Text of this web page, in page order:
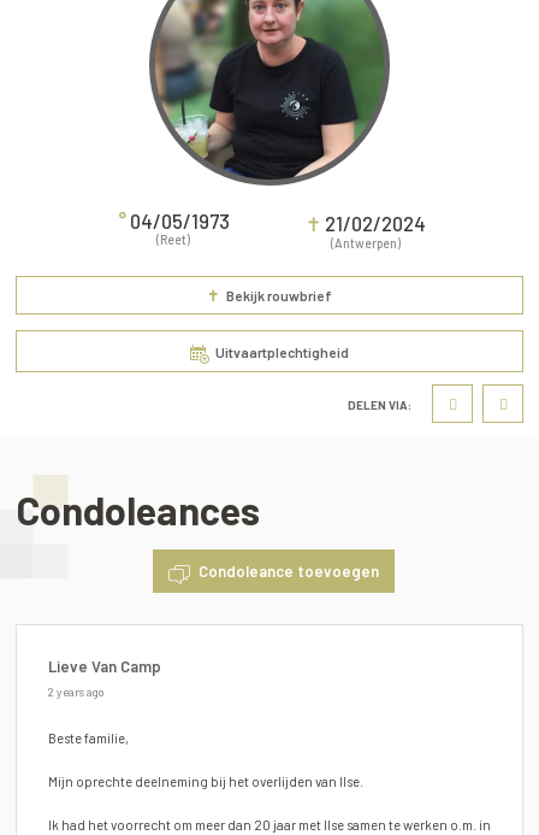
° 04/05/1973
(Reet)
✝ 21/02/2024
(Antwerpen)
DELEN VIA:
✝ Bekijk rouwbrief
Uitvaartplechtigheid
Condoleances
Condoleance toevoegen
Lieve Van Camp
2 years ago
Beste familie,
Mijn oprechte deelneming bij het overlijden van Ilse.
Ik had het voorrecht om meer dan 20 jaar met Ilse samen te werken o.m. in